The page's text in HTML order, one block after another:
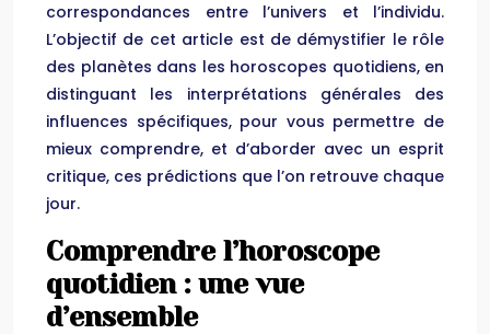
correspondances entre l’univers et l’individu.
L’objectif de cet article est de démystifier le rôle
des planètes dans les horoscopes quotidiens, en
distinguant les interprétations générales des
influences spécifiques, pour vous permettre de
mieux comprendre, et d’aborder avec un esprit
critique, ces prédictions que l’on retrouve chaque
jour.
Comprendre l’horoscope
quotidien : une vue
d’ensemble